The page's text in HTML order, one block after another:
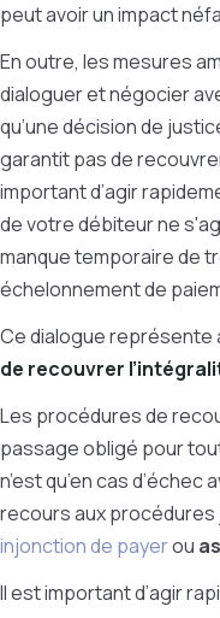
peut avoir un impact
En outre, les mesures
dialoguer et négocier
qu’une décision de
garantit pas de
important d’agir
de votre débiteur ne
manque temporaire de
échelonnement de
Ce dialogue représente
de recouvrer
Les procédures de
passage obligé pour
n’est qu’en cas
recours aux procédures
injonction de payerou
Il est important d’agir